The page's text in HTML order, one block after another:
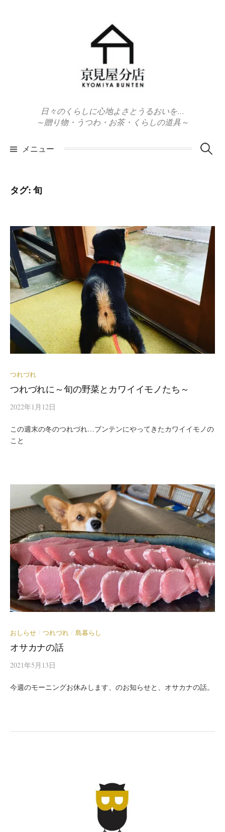
日々のくらしに心地よさとうるおいを…
～贈り物・うつわ・お茶・くらしの道具～
メニュー 検
タグ:旬
つれづれ
つれづれに～旬の野菜とカワイイモノたち～
2022年1月12日
この週末の冬のつれづれ…ブンテンにやってきたカワイイモノの
こと
おしらせ / つれづれ / 島暮らし
オサカナの話
2021年5月13日
今週のモーニングお休みします、のお知らせと、オサカナの話。